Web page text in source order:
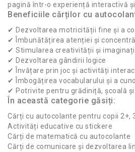
pagină într-o experiență interactivă
Beneficiile cărților cu
✔ Dezvoltarea motricității fine și a
✔ Îmbunătățirea atenției și
✔ Stimularea creativității și
✔ Dezvoltarea gândirii logice
✔ Învățare prin joc și activități
✔ Îmbogățirea vocabularului și a
✔ Potrivite pentru grădiniță, școală
În această categorie găsiți:
Cărți cu autocolante pentru copii 2+,
Activități educative cu stickere
Cărți de matematică cu autocolante
Cărți de comunicare și dezvoltarea